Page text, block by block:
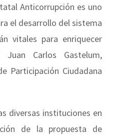
Anticorrupción es uno
el desarrollo del sistema
vitales para enriquecer
Juan Carlos Gastelum,
Participación Ciudadana
diversas instituciones en
de la propuesta de